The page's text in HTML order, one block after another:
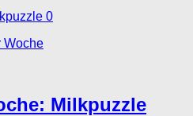
0
Woche
Milkpuzzle